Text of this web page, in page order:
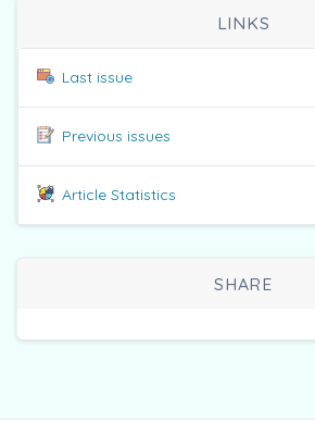
LINKS
Last issue
Previous issues
Article Statistics
SHARE